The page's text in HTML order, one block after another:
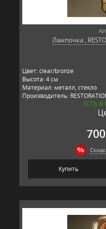
Лампочка ,
Цвет: clear/bronze
Высота: 4 см
Материал: металл, стекло
Производитель:
ЕСТЬ
Купить